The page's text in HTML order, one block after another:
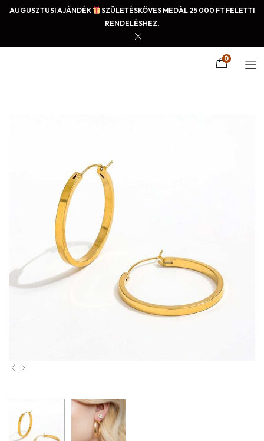
AUGUSZTUSI AJÁNDÉK
SZÜLETÉSKÖVES MEDÁL 25 000 FT FELETTI
RENDELÉSHEZ.
0